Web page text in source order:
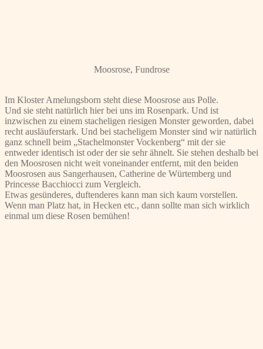
Moosrose, Fundrose
Im Kloster Amelungsborn steht diese Moosrose aus Polle.
Und sie steht natürlich hier bei uns im Rosenpark. Und ist
inzwischen zu einem stacheligen riesigen Monster geworden, dabei
recht ausläuferstark. Und bei stacheligem Monster sind wir natürlich
ganz schnell beim „Stachelmonster Vockenberg“ mit der sie
entweder identisch ist oder der sie sehr ähnelt. Sie stehen deshalb bei
den Moosrosen nicht weit voneinander entfernt, mit den beiden
Moosrosen aus Sangerhausen, Catherine de Würtemberg und
Princesse Bacchiocci zum Vergleich.
Etwas gesünderes, duftenderes kann man sich kaum vorstellen.
Wenn man Platz hat, in Hecken etc., dann sollte man sich wirklich
einmal um diese Rosen bemühen!